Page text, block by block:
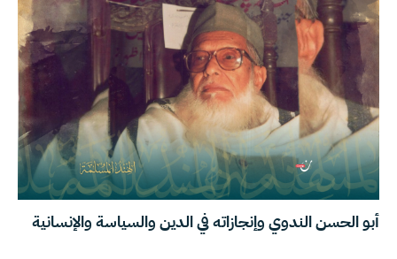
أبو الحسن الندوي وإنجازاته في الدين والسياسة والإنسانية